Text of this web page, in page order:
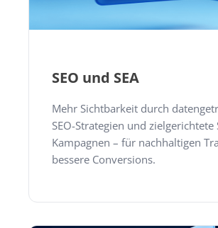
SEO und SEA
Mehr Sichtbarkeit durch
SEO-Strategien und zielgerichtete
Kampagnen – für nachhaltigen
bessere Conversions.